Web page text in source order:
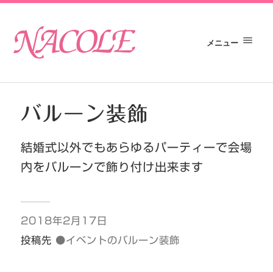
メニュー
バルーン装飾
結婚式以外でもあらゆるパーティーで会場
内をバルーンで飾り付け出来ます
2018年2月17日
投稿先 ●イベントのバルーン装飾